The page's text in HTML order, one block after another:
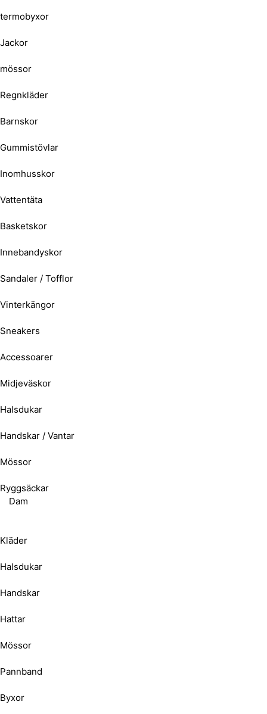
termobyxor
Jackor
mössor
Regnkläder
Barnskor
Gummistövlar
Inomhusskor
Vattentäta
Basketskor
Innebandyskor
Sandaler / Tofflor
Vinterkängor
Sneakers
Accessoarer
Midjeväskor
Halsdukar
Handskar / Vantar
Mössor
Ryggsäckar
Dam
Kläder
Halsdukar
Handskar
Hattar
Mössor
Pannband
Byxor